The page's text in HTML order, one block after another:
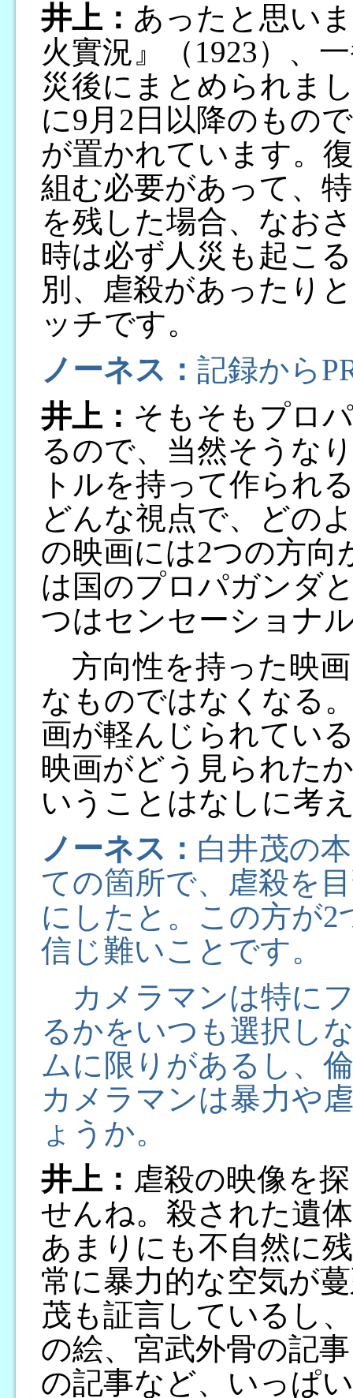
井上： あったと思い
火實況』（1923）、
災後にまとめられま
に9月2日以降のもの
が置かれています。
組む必要があって、
を残した場合、なお
時は必ず人災も起こ
別、虐殺があったり
ッチです。
ノーネス： 記録から
井上： そもそもプロ
るので、当然そうな
トルを持って作られ
どんな視点で、どの
の映画には2つの方
は国のプロパガンダ
つはセンセーショナ
方向性を持った映
なものではなくなる
画が軽んじられてい
映画がどう見られた
いうことはなしに考
ノーネス： 白井茂の
ての箇所で、虐殺を
にしたと。この方が
信じ難いことです。
カメラマンは特に
るかをいつも選択し
ムに限りがあるし、
カメラマンは暴力や
ょうか。
井上： 虐殺の映像を
せんね。殺された遺
あまりにも不自然に
常に暴力的な空気が
茂も証言しているし
の絵、宮武外骨の記
の記事など、いっぱ